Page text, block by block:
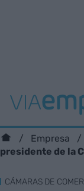
Empresa
presidente de la
CÁMARAS DE